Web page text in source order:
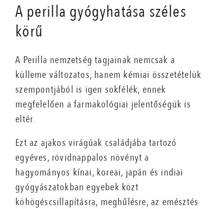
A perilla gyógyhatása széles
körű
A Perilla nemzetség tagjainak nemcsak a
külleme változatos, hanem kémiai összetételük
szempontjából is igen sokfélék, ennek
megfelelően a farmakológiai jelentőségük is
eltér.
Ezt az ajakos virágúak családjába tartozó
egyéves, rövidnappalos növényt a
hagyományos kínai, koreai, japán és indiai
gyógyászatokban egyebek közt
köhögéscsillapításra, meghűlésre, az emésztés